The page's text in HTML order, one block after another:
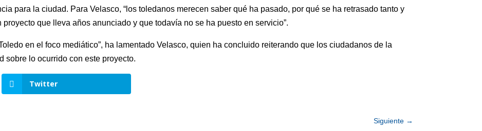
para la ciudad. Para Velasco, “los toledanos merecen saber qué ha pasado, por qué se ha retrasado tanto y
que lleva años anunciado y que todavía no se ha puesto en servicio”.
en el foco mediático”, ha lamentado Velasco, quien ha concluido reiterando que los ciudadanos de la
sobre lo ocurrido con este proyecto.
Twitter
Siguiente→